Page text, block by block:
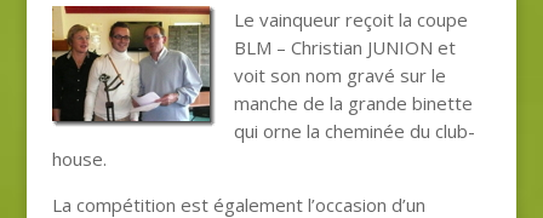
Le vainqueur reçoit la coupe
BLM – Christian JUNION et
voit son nom gravé sur le
manche de la grande binette
qui orne la cheminée du club-
house.
La compétition est également l’occasion d’un